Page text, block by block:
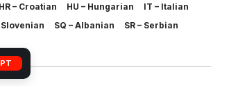
HR – Croatian HU – Hungarian
IT – Italian
Slovenian SQ – Albanian
SR – Serbian